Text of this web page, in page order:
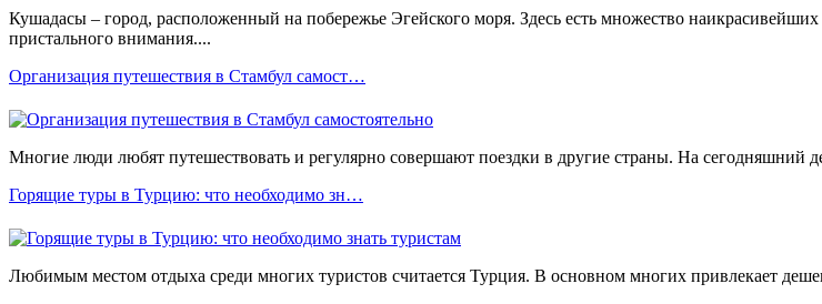
Кушадасы – город, расположенный на побережье Эгейского моря. Здесь есть множество
пристального внимания....
Организация путешествия в Стамбул самост…
Многие люди любят путешествовать и регулярно совершают поездки в другие страны. На сегодняшний
Горящие туры в Турцию: что необходимо зн…
Любимым местом отдыха среди многих туристов считается Турция. В основном многих привлекает